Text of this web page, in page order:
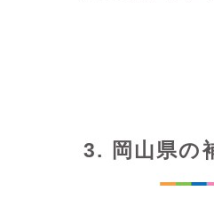
3. 岡山県の